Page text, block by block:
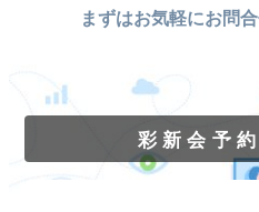
まずはお気軽にお問
彩新会予